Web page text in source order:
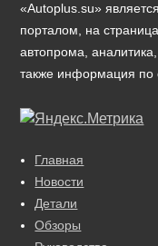
«Autoplus.su»
порталом, на
автопрома,
также информация по
Главная
Новости
Детали
Обзоры